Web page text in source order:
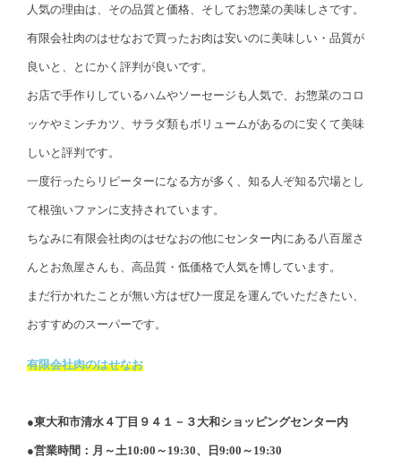
人気の理由は、その品質と価格、そしてお惣菜の美味しさです。
有限会社肉のはせなおで買ったお肉は安いのに美味しい・品質が
良いと、とにかく評判が良いです。
お店で手作りしているハムやソーセージも人気で、お惣菜のコロ
ッケやミンチカツ、サラダ類もボリュームがあるのに安くて美味
しいと評判です。
一度行ったらリピーターになる方が多く、知る人ぞ知る穴場とし
て根強いファンに支持されています。
ちなみに有限会社肉のはせなおの他にセンター内にある八百屋さ
んとお魚屋さんも、高品質・低価格で人気を博しています。
まだ行かれたことが無い方はぜひ一度足を運んでいただきたい、
おすすめのスーパーです。
有限会社肉のはせなお
●東大和市清水４丁目９４１－３大和ショッピングセンター内
●営業時間：月～土10:00～19:30、日9:00～19:30